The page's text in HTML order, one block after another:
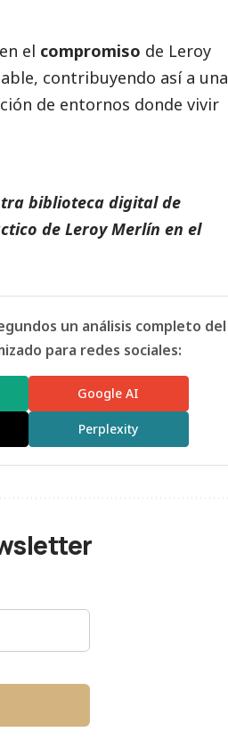
el compromiso de Leroy
contribuyendo así a una
de entornos donde vivir
biblioteca digital de
de Leroy Merlín en el
un análisis completo del
para redes sociales:
Google AI
Perplexity